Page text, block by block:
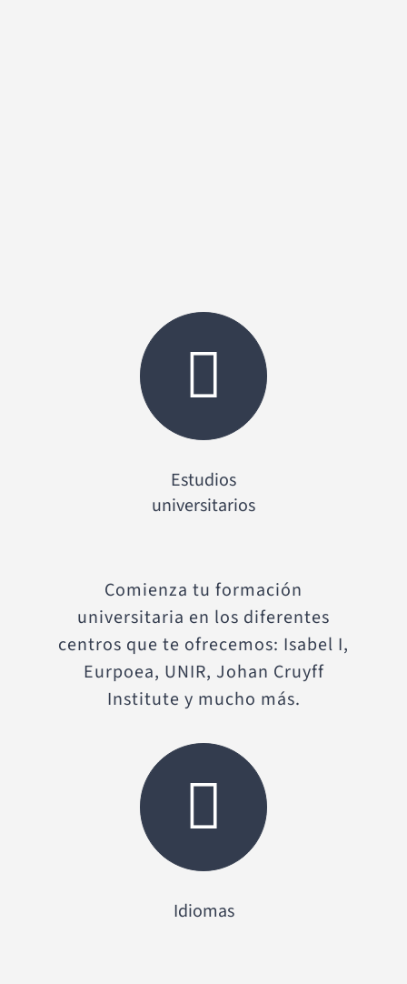
Estudios
universitarios
Comienza tu formación
universitaria en los diferentes
centros que te ofrecemos: Isabel I,
Eurpoea, UNIR, Johan Cruyff
Institute y mucho más.
Idiomas